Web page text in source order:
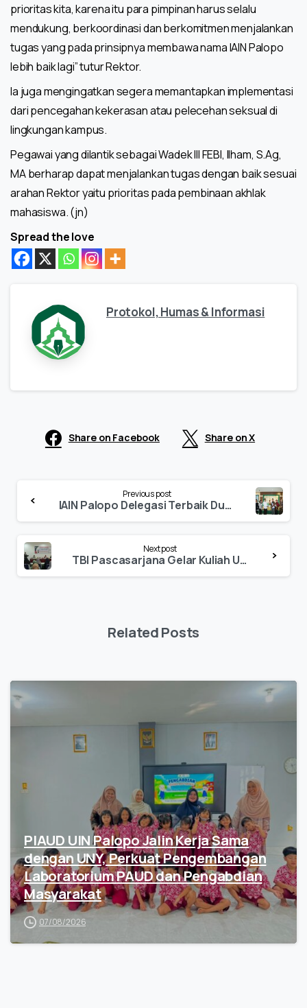
prioritas kita, karena itu para pimpinan harus selalu
mendukung, berkoordinasi dan berkomitmen menjalankan
tugas yang pada prinsipnya membawa nama IAIN Palopo
lebih baik lagi” tutur Rektor.
Ia juga mengingatkan segera memantapkan implementasi
dari pencegahan kekerasan atau pelecehan seksual di
lingkungan kampus.
Pegawai yang dilantik sebagai Wadek III FEBI, Ilham, S.Ag,
MA berharap dapat menjalankan tugas dengan baik sesuai
arahan Rektor yaitu prioritas pada pembinaan akhlak
mahasiswa. (jn)
Spread the love
Protokol, Humas & Informasi
Share on Facebook Share on X
Reading
Previous post
IAIN Palopo Delegasi Terbaik Duta Kampus Sulawesi Selatan, Rusdi Terpilih Sebagai Winner Duta Kampus Sulsel 2022
Next post
TBI Pascasarjana Gelar Kuliah Umum Hadirkan Guru Besar UNY
Related Posts
PIAUD UIN Palopo Jalin Kerja Sama
dengan UNY, Perkuat Pengembangan
Laboratorium PAUD dan Pengabdian
Masyarakat
07/08/2026